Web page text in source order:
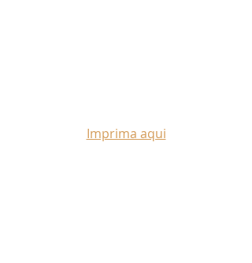
Imprima aqui